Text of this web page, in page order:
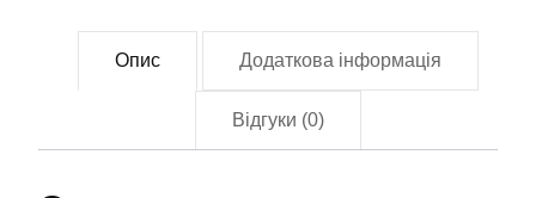
Опис Додаткова інформація
Відгуки (0)